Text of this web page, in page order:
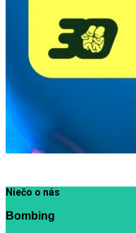
Niečo o nás
Bombing